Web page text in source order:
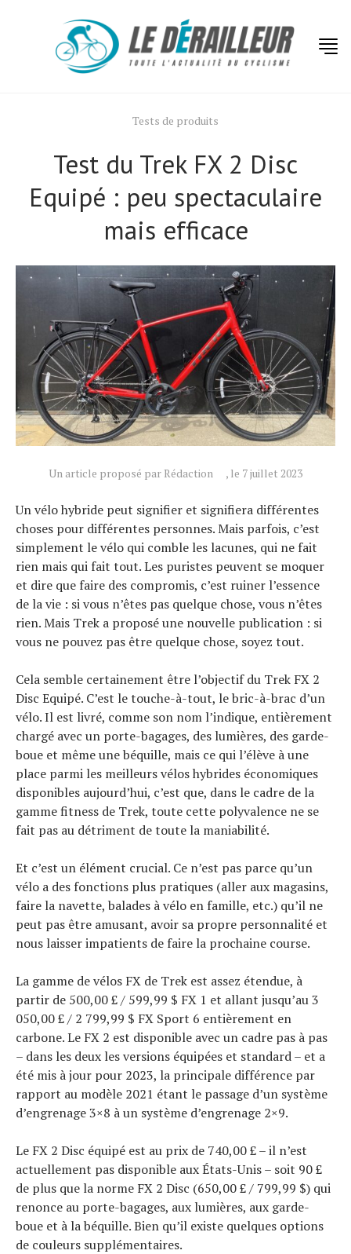
Tests de produits
Test du Trek FX 2 Disc
Equipé : peu spectaculaire
mais efficace
Un article proposé par Rédaction , le 7 juillet 2023
Un vélo hybride peut signifier et signifiera différentes
choses pour différentes personnes. Mais parfois, c’est
simplement le vélo qui comble les lacunes, qui ne fait
rien mais qui fait tout. Les puristes peuvent se moquer
et dire que faire des compromis, c’est ruiner l’essence
de la vie : si vous n’êtes pas quelque chose, vous n’êtes
rien. Mais Trek a proposé une nouvelle publication : si
vous ne pouvez pas être quelque chose, soyez tout.
Cela semble certainement être l’objectif du Trek FX 2
Disc Equipé. C’est le touche-à-tout, le bric-à-brac d’un
vélo. Il est livré, comme son nom l’indique, entièrement
chargé avec un porte-bagages, des lumières, des garde-
boue et même une béquille, mais ce qui l’élève à une
place parmi les meilleurs vélos hybrides économiques
disponibles aujourd’hui, c’est que, dans le cadre de la
gamme fitness de Trek, toute cette polyvalence ne se
fait pas au détriment de toute la maniabilité.
Et c’est un élément crucial. Ce n’est pas parce qu’un
vélo a des fonctions plus pratiques (aller aux magasins,
faire la navette, balades à vélo en famille, etc.) qu’il ne
peut pas être amusant, avoir sa propre personnalité et
nous laisser impatients de faire la prochaine course.
La gamme de vélos FX de Trek est assez étendue, à
partir de 500,00 £ / 599,99 $ FX 1 et allant jusqu’au 3
050,00 £ / 2 799,99 $ FX Sport 6 entièrement en
carbone. Le FX 2 est disponible avec un cadre pas à pas
– dans les deux les versions équipées et standard – et a
été mis à jour pour 2023, la principale différence par
rapport au modèle 2021 étant le passage d’un système
d’engrenage 3×8 à un système d’engrenage 2×9.
Le FX 2 Disc équipé est au prix de 740,00 £ – il n’est
actuellement pas disponible aux États-Unis – soit 90 £
de plus que la norme FX 2 Disc (650,00 £ / 799,99 $) qui
renonce au porte-bagages, aux lumières, aux garde-
boue et à la béquille. Bien qu’il existe quelques options
de couleurs supplémentaires.